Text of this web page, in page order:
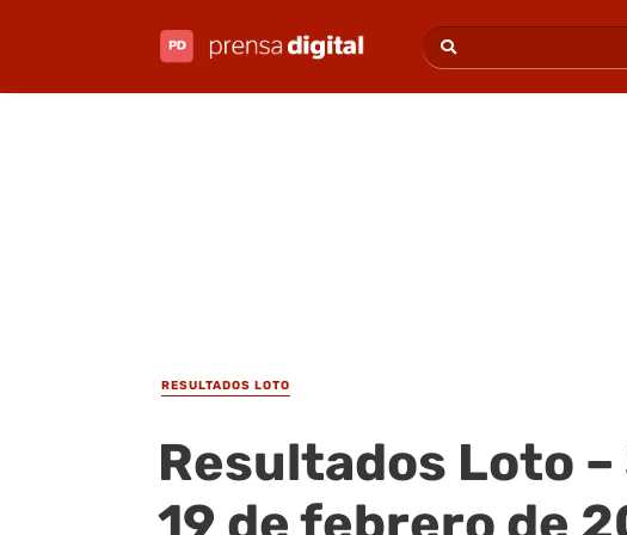
RESULTADOS LOTO
Resultados Loto